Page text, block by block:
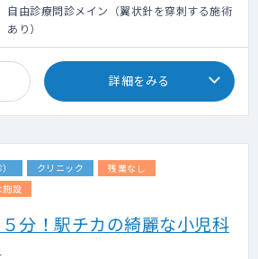
自由診療問診メイン（翼状針を穿刺する施術
あり）
詳細をみる
クリニック
残業なし
施設
分！駅チカの綺麗な小児科